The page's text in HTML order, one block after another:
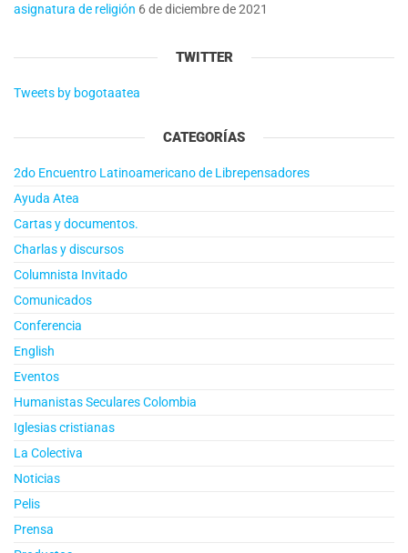
asignatura de religión 6 de diciembre de 2021
TWITTER
Tweets by bogotaatea
CATEGORÍAS
2do Encuentro Latinoamericano de Librepensadores
Ayuda Atea
Cartas y documentos.
Charlas y discursos
Columnista Invitado
Comunicados
Conferencia
English
Eventos
Humanistas Seculares Colombia
Iglesias cristianas
La Colectiva
Noticias
Pelis
Prensa